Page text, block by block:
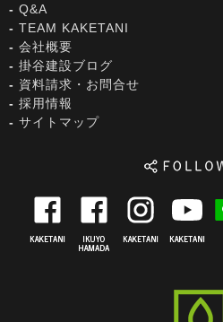
Q&A
TEAM KAKETANI
会社概要
掛谷建設ブログ
資料請求・お問合せ
採用情報
サイトマップ